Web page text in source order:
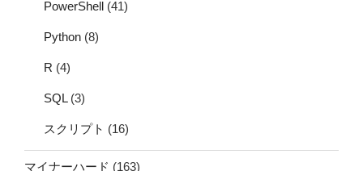
PowerShell (41)
Python (8)
R (4)
SQL(3)
スクリプト (16)
マイナーハード (163)